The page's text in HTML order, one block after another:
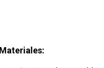
Materiales: